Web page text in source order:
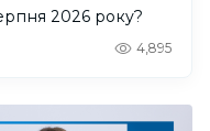
2026 року?
4,895